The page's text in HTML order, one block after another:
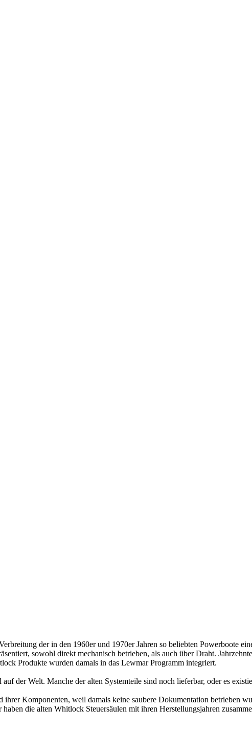
der in den 1960er und 1970er Jahren so beliebten Powerboote
sowohl direkt mechanisch betrieben, als auch über Draht.
Produkte wurden damals in das Lewmar Programm integriert.
der Welt. Manche der alten Systemteile sind noch lieferbar, oder es
Komponenten, weil damals keine saubere Dokumentation betrieben
die alten Whitlock Steuersäulen mit ihren Herstellungsjahren